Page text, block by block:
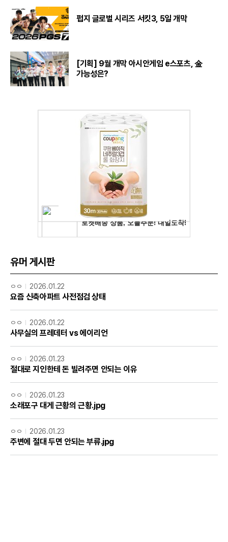
펍지 글로벌 시리즈 서킷3, 5일 개막
[기획] 9월 개막 아시안게임 e스포츠, 金
가능성은?
유머 게시판
ㅇㅇ 2026.01.22
요즘 신축아파트 사전점검 상태
ㅇㅇ 2026.01.22
사무실의 프레데터 vs 에이리언
ㅇㅇ 2026.01.23
절대로 지인한테 돈 빌려주면 안되는 이유
ㅇㅇ 2026.01.23
소래포구 대게 근황의 근황.jpg
ㅇㅇ 2026.01.23
주변에 절대 두면 안되는 부류.jpg